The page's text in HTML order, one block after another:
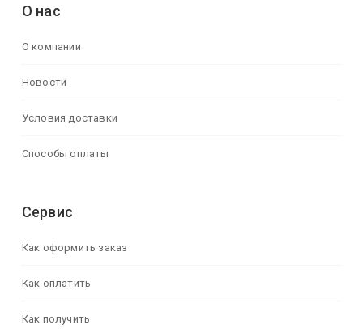
О нас
О компании
Новости
Условия доставки
Способы оплаты
Сервис
Как оформить заказ
Как оплатить
Как получить